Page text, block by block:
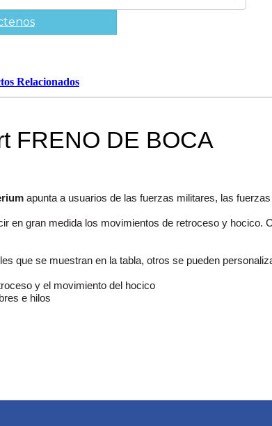
Relacionados
FRENO DE BOCA
apunta a usuarios de las fuerzas militares, las
en gran medida los movimientos de retroceso y hocico.
que se muestran en la tabla, otros se pueden
y el movimiento del hocico
e hilos